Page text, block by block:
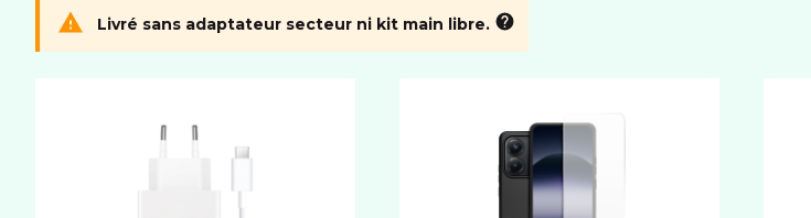
MÉMOIRE
SYSTÈME D'EXPLOITATION
Système
Livré sans adaptateur secteur ni kit main libre.